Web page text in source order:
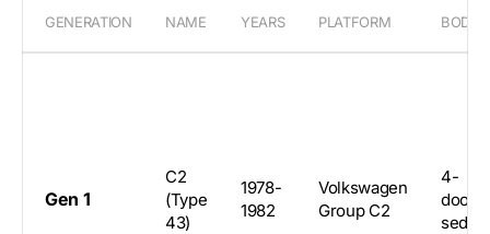
GENERATION NAME YEARS PLATFORM BODY
Gen 1
C2
(Type
43)
1978-
1982
Volkswagen
Group C2
4-
door
sedan